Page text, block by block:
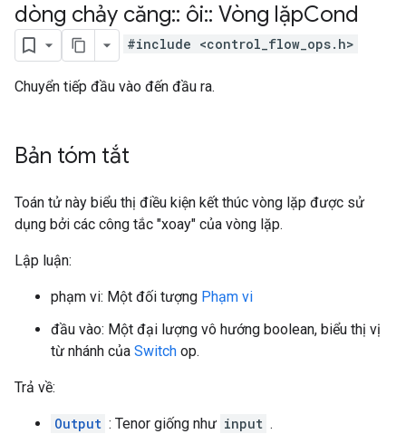
dòng chảy căng:: ôi:: Vòng lặpCond
#include <control_flow_ops.h>
Chuyển tiếp đầu vào đến đầu ra.
Bản tóm tắt
Toán tử này biểu thị điều kiện kết thúc vòng lặp được sử
dụng bởi các công tắc "xoay" của vòng lặp.
Lập luận:
phạm vi: Một đối tượng Phạm vi
đầu vào: Một đại lượng vô hướng boolean, biểu thị vị
từ nhánh của Switch op.
Trả về:
Output : Tenor giống như input .